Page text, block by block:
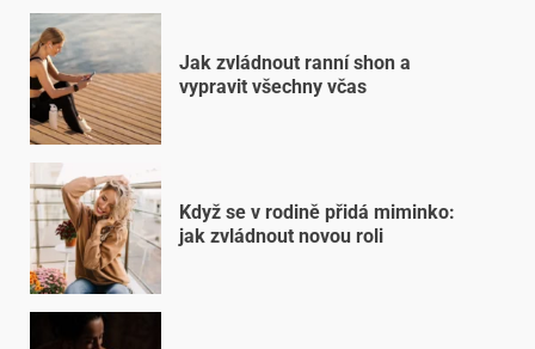
Jak zvládnout ranní shon a
vypravit všechny včas
Když se v rodině přidá miminko:
jak zvládnout novou roli